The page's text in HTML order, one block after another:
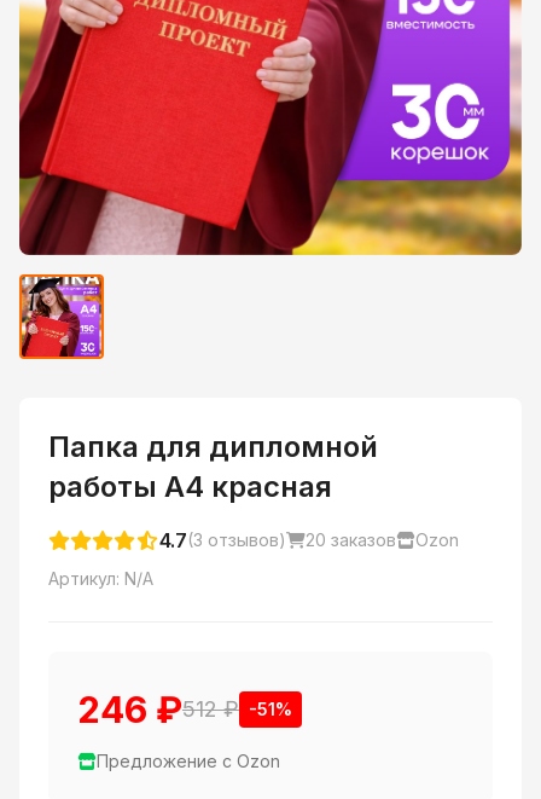
Папка для дипломной
работы А4 красная
4.7(3 отзывов) 20 заказов
Ozon
Артикул: N/A
246 ₽512 ₽ -51%
Предложение с Ozon